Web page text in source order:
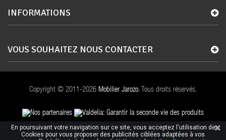
INFORMATIONS
VOUS SOUHAITEZ NOUS CONTACTER
Copyright © 2011-2026 Mobilier Jarozo. Tous droits réservés.
En poursuivant votre navigation sur ce site, vous acceptez l'utilisation de
Cookies pour vous proposer des publicités ciblées adaptées à vos